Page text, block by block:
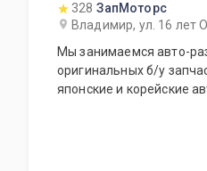
328 ЗапМоторс
Владимир, ул. 16 лет
Мы занимаемся авто-
оригинальных б/у
японские и корейские